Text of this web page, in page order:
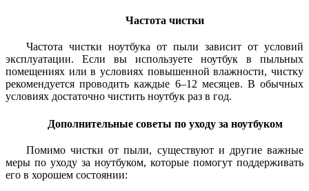
Частота чистки
Частота чистки ноутбука от пыли зависит от условий
эксплуатации. Если вы используете ноутбук в пыльных
помещениях или в условиях повышенной влажности, чистку
рекомендуется проводить каждые 6–12 месяцев. В обычных
условиях достаточно чистить ноутбук раз в год.
Дополнительные советы по уходу за ноутбуком
Помимо чистки от пыли, существуют и другие важные
меры по уходу за ноутбуком, которые помогут поддерживать
его в хорошем состоянии: